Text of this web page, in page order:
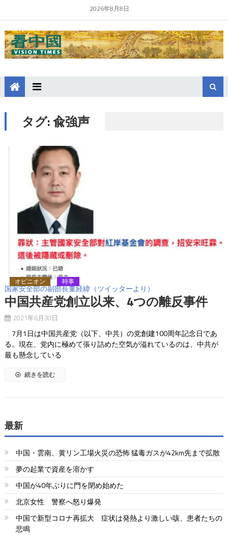
2026年8月8日
タグ:兪強声
国家安全部の副部長董経緯（ツイッターより）
オピニオン 時事
中国共産党創立以来、4つの離反事件
2021年6月30日
7月1日は中国共産党（以下、中共）の党創建100周年記念日であ
る。現在、党内に極めて張り詰めた空気が溢れているのは、中共が
最も懸念している
続きを読む
最新
中国・雲南、黄リン工場火災の恐怖 猛毒ガスが42km先まで拡散
夢の起業で資産を溶かす
中国が40年ぶりに門を閉め始めた
北京女性 警察へ怒り爆発
中国で新型コロナ再拡大 症状は発熱より激しい咳、患者たちの
悲鳴